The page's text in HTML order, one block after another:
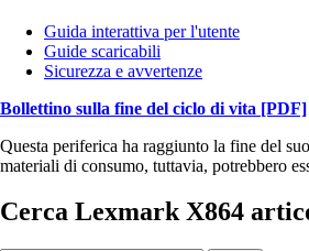
Guida interattiva per l'utente
Guide scaricabili
Sicurezza e avvertenze
Bollettino sulla fine del ciclo di vita [PDF]
Questa periferica ha raggiunto la fine del
materiali di consumo, tuttavia, potrebbero
Cerca Lexmark X864